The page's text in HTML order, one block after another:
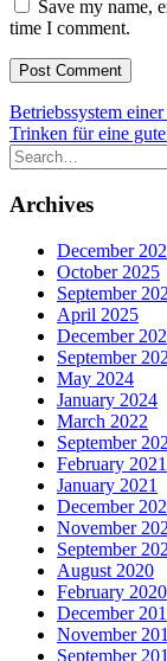
Save my name,
time I comment.
Post
navigation
Betriebssystem
Trinken für eine
Search
for:
Archives
December
October 2025
September
April 2025
December
September
May 2024
January 2024
March 2022
September
February 2021
January 2021
December
November
September
August 2020
February 2020
December
November
September